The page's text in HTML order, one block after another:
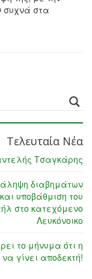
συχνά στα
Τελευταία Νέα
Τσαγκάρης
διαβημάτων
υποβάθμιση του
στο κατεχόμενο
Λευκόνοικο
το μήνυμα ότι η
γίνει αποδεκτή!